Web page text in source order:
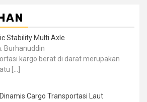
Stability Multi Axle
Burhanuddin
kargo berat di darat merupakan
[…]
Cargo Transportasi Laut